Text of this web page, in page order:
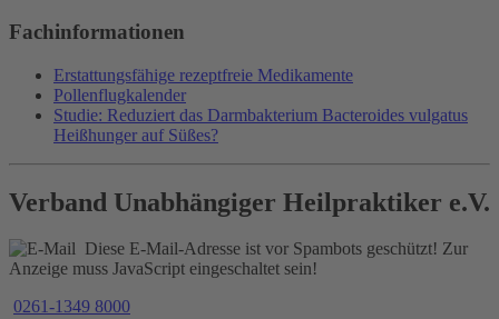
Fachinformationen
Erstattungsfähige rezeptfreie Medikamente
Pollenflugkalender
Studie: Reduziert das Darmbakterium Bacteroides vulgatus
Heißhunger auf Süßes?
Verband Unabhängiger Heilpraktiker e.V.
Diese E-Mail-Adresse ist vor Spambots geschützt! Zur
Anzeige muss JavaScript eingeschaltet sein!
0261-1349 8000